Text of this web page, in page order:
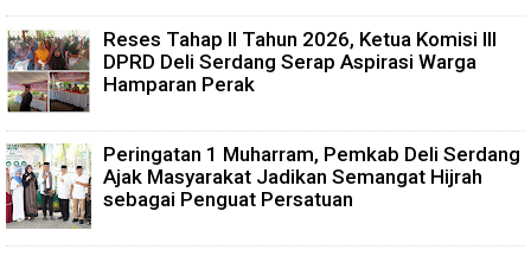
Reses Tahap II Tahun 2026, Ketua Komisi III
DPRD Deli Serdang Serap Aspirasi Warga
Hamparan Perak
Peringatan 1 Muharram, Pemkab Deli Serdang
Ajak Masyarakat Jadikan Semangat Hijrah
sebagai Penguat Persatuan